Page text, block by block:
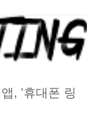
, '휴대폰 링